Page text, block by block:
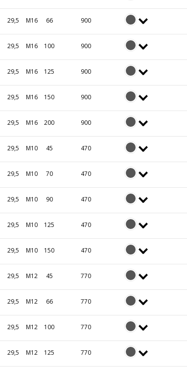
29,5 M16 66 900
29,5 M16 100 900
29,5 M16 125 900
29,5 M16 150 900
29,5 M16 200 900
29,5 M10 45 470
29,5 M10 70 470
29,5 M10 90 470
29,5 M10 125 470
29,5 M10 150 470
29,5 M12 45 770
29,5 M12 66 770
29,5 M12 100 770
29,5 M12 125 770